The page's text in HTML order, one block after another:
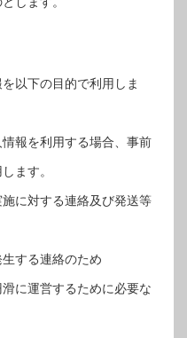
以下の目的で利用しま
報を利用する場合、事前
ます。
対する連絡及び発送等
る連絡のため
運営するために必要な